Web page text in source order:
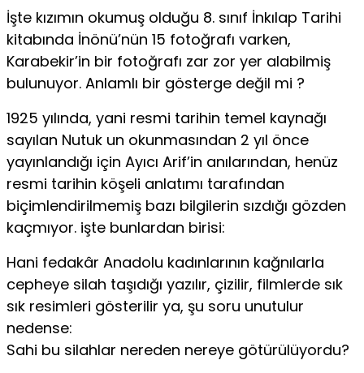
İşte kızımın okumuş olduğu 8. sınıf İnkılap Tarihi
kitabında İnönü’nün 15 fotoğrafı varken,
Karabekir’in bir fotoğrafı zar zor yer alabilmiş
bulunuyor. Anlamlı bir gösterge değil mi ?
1925 yılında, yani resmi tarihin temel kaynağı
sayılan Nutuk un okunmasından 2 yıl önce
yayınlandığı için Ayıcı Arif’in anılarından, henüz
resmi tarihin köşeli anlatımı tarafından
biçimlendirilmemiş bazı bilgilerin sızdığı gözden
kaçmıyor. işte bunlardan birisi:
Hani fedakâr Anadolu kadınlarının kağnılarla
cepheye silah taşıdığı yazılır, çizilir, filmlerde sık
sık resimleri gösterilir ya, şu soru unutulur
nedense:
Sahi bu silahlar nereden nereye götürülüyordu?